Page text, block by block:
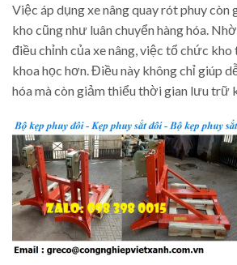
Việc áp dụng xe nâng quay rót phuy còn
kho cũng như luân chuyển hàng hóa.
điều chỉnh của xe nâng, việc tổ chức
khoa học hơn. Điều này không chỉ giúp
hóa mà còn giảm thiểu thời gian lưu trữ